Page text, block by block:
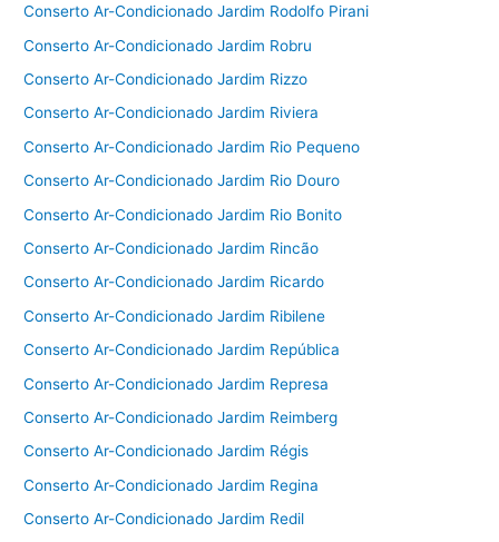
Conserto Ar-Condicionado Jardim Rodolfo Pirani
Conserto Ar-Condicionado Jardim Robru
Conserto Ar-Condicionado Jardim Rizzo
Conserto Ar-Condicionado Jardim Riviera
Conserto Ar-Condicionado Jardim Rio Pequeno
Conserto Ar-Condicionado Jardim Rio Douro
Conserto Ar-Condicionado Jardim Rio Bonito
Conserto Ar-Condicionado Jardim Rincão
Conserto Ar-Condicionado Jardim Ricardo
Conserto Ar-Condicionado Jardim Ribilene
Conserto Ar-Condicionado Jardim República
Conserto Ar-Condicionado Jardim Represa
Conserto Ar-Condicionado Jardim Reimberg
Conserto Ar-Condicionado Jardim Régis
Conserto Ar-Condicionado Jardim Regina
Conserto Ar-Condicionado Jardim Redil